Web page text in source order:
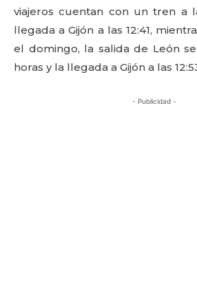
viajeros cuentan con un tren a
llegada a Gijón a las 12:41,
el domingo, la salida de León
horas y la llegada a Gijón a las
- Publicidad -